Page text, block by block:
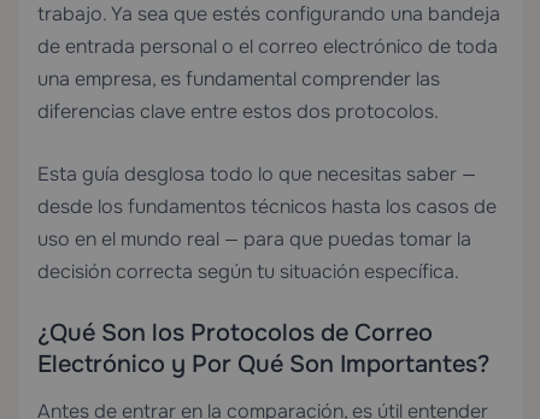
trabajo. Ya sea que estés configurando una bandeja
de entrada personal o el correo electrónico de toda
una empresa, es fundamental comprender las
diferencias clave entre estos dos protocolos.
Esta guía desglosa todo lo que necesitas saber —
desde los fundamentos técnicos hasta los casos de
uso en el mundo real — para que puedas tomar la
decisión correcta según tu situación específica.
¿Qué Son los Protocolos de Correo
Electrónico y Por Qué Son Importantes?
Antes de entrar en la comparación, es útil entender